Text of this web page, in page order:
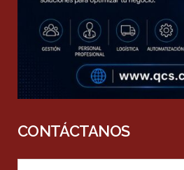
CONTÁCTANOS